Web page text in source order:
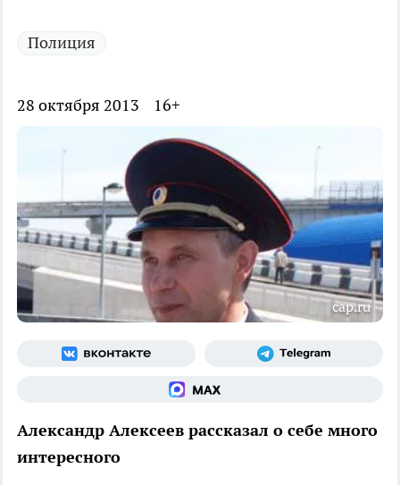
Полиция
28 октября 2013 16+
cap.ru
Александр Алексеев рассказал о себе много
интересного